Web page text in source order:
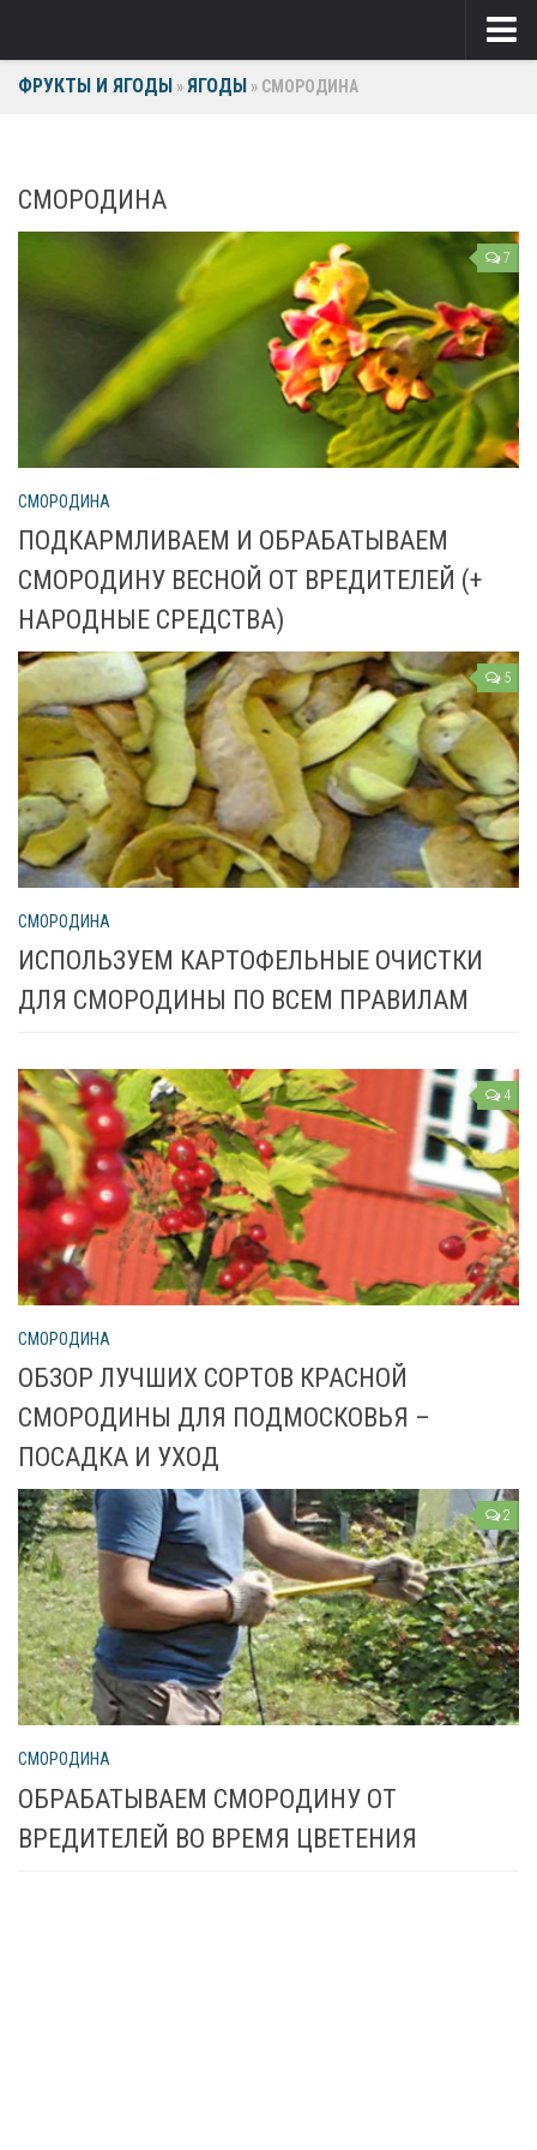
Ягоды
Клубника
Крыжовник
Груша
Черешня
Яблоня
Овощи
Картошка
Огурец
Помидоры
Цветы
Орхидея
Замиокулькас
Рецепты
О сайте
ФРУКТЫ И ЯГОДЫ »ЯГОДЫ » СМОРОДИНА
СМОРОДИНА
7
СМОРОДИНА
ПОДКАРМЛИВАЕМ И ОБРАБАТЫВАЕМ
СМОРОДИНУ ВЕСНОЙ ОТ ВРЕДИТЕЛЕЙ (+
НАРОДНЫЕ СРЕДСТВА)
5
СМОРОДИНА
ИСПОЛЬЗУЕМ КАРТОФЕЛЬНЫЕ ОЧИСТКИ
ДЛЯ СМОРОДИНЫ ПО ВСЕМ ПРАВИЛАМ
4
СМОРОДИНА
ОБЗОР ЛУЧШИХ СОРТОВ КРАСНОЙ
СМОРОДИНЫ ДЛЯ ПОДМОСКОВЬЯ –
ПОСАДКА И УХОД
2
СМОРОДИНА
ОБРАБАТЫВАЕМ СМОРОДИНУ ОТ
ВРЕДИТЕЛЕЙ ВО ВРЕМЯ ЦВЕТЕНИЯ